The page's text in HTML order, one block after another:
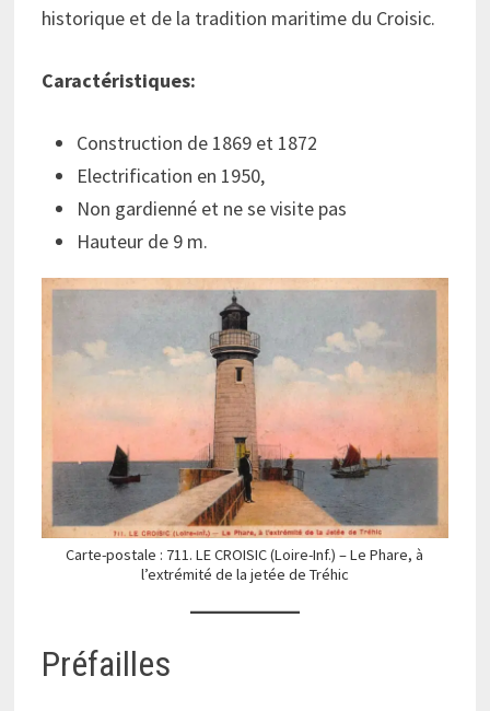
historique et de la tradition maritime du Croisic.
Caractéristiques:
Construction de 1869 et 1872
Electrification en 1950,
Non gardienné et ne se visite pas
Hauteur de 9 m.
Carte-postale : 711. LE CROISIC (Loire-Inf.) – Le Phare, à
l’extrémité de la jetée de Tréhic
Préfailles